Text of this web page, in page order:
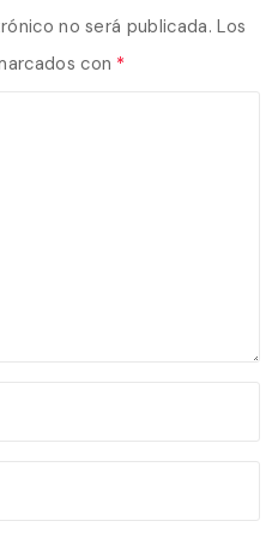
no será publicada. Los
con *